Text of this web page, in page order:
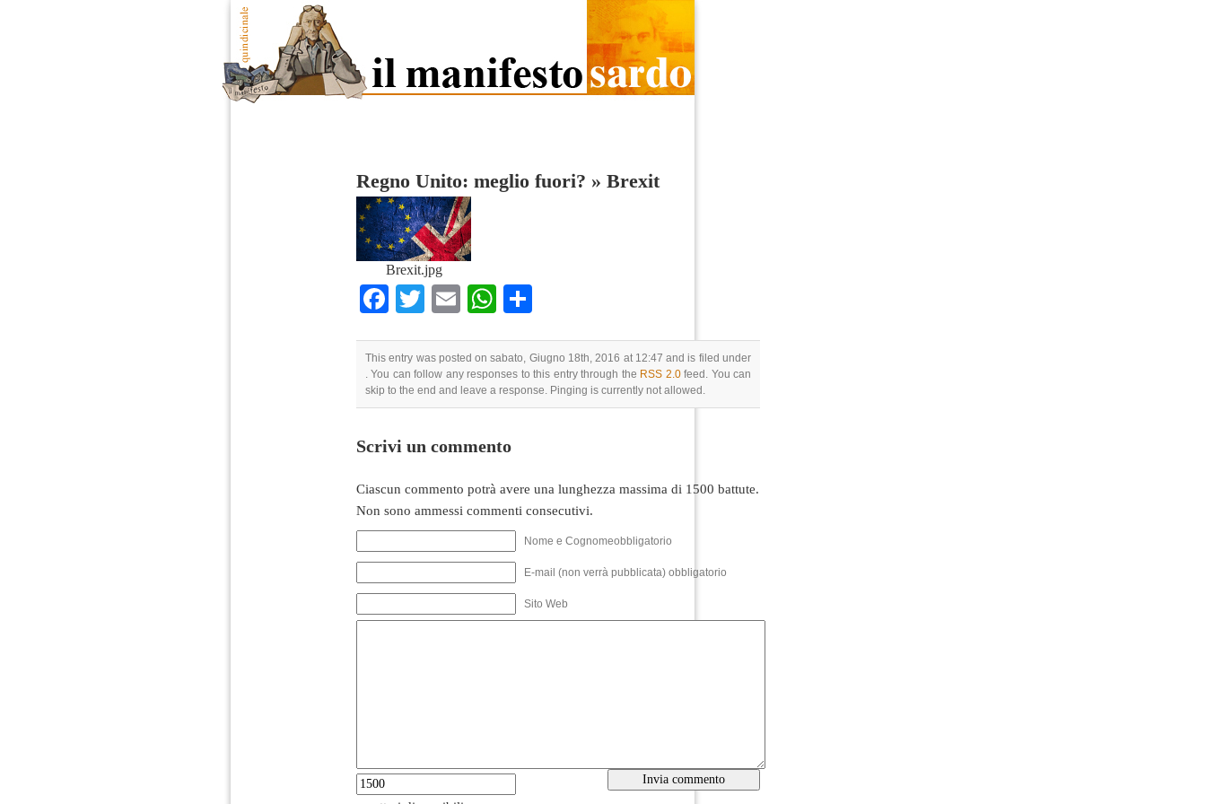
Regno Unito: meglio fuori? » Brexit
Brexit.jpg
Facebook
TwitterEmailWhatsApp
This entry was posted on sabato, Giugno 18th, 2016 at 12:47 and is filed under
. You can follow any responses to this entry through the RSS 2.0feed. You can
skip to the end and leave a response. Pinging is currently not allowed.
Scrivi un commento
Ciascun commento potrà avere una lunghezza massima di 1500 battute.
Non sono ammessi commenti consecutivi.
Nome e Cognomeobbligatorio
E-mail (non verrà pubblicata) obbligatorio
Sito Web